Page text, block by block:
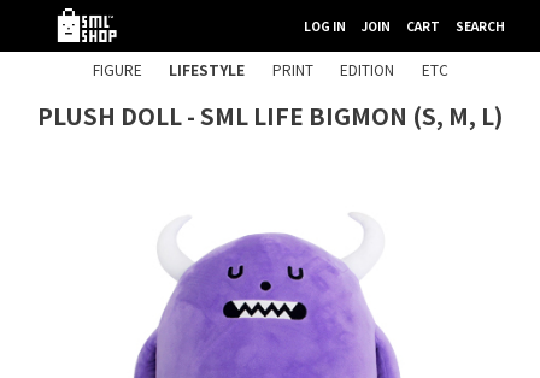
LOG IN JOIN CART SEARCH
FIGURE LIFESTYLE PRINT EDITION ETC
PLUSH DOLL - SML LIFE BIGMON (S, M, L)